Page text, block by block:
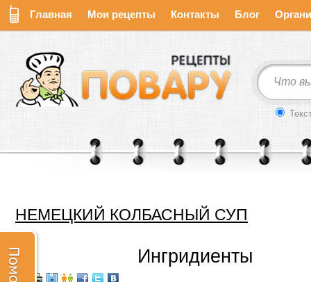
Главная Мои рецепты Контакты Блог
НЕМЕЦКИЙ КОЛБАСНЫЙ СУП
Ингридиенты